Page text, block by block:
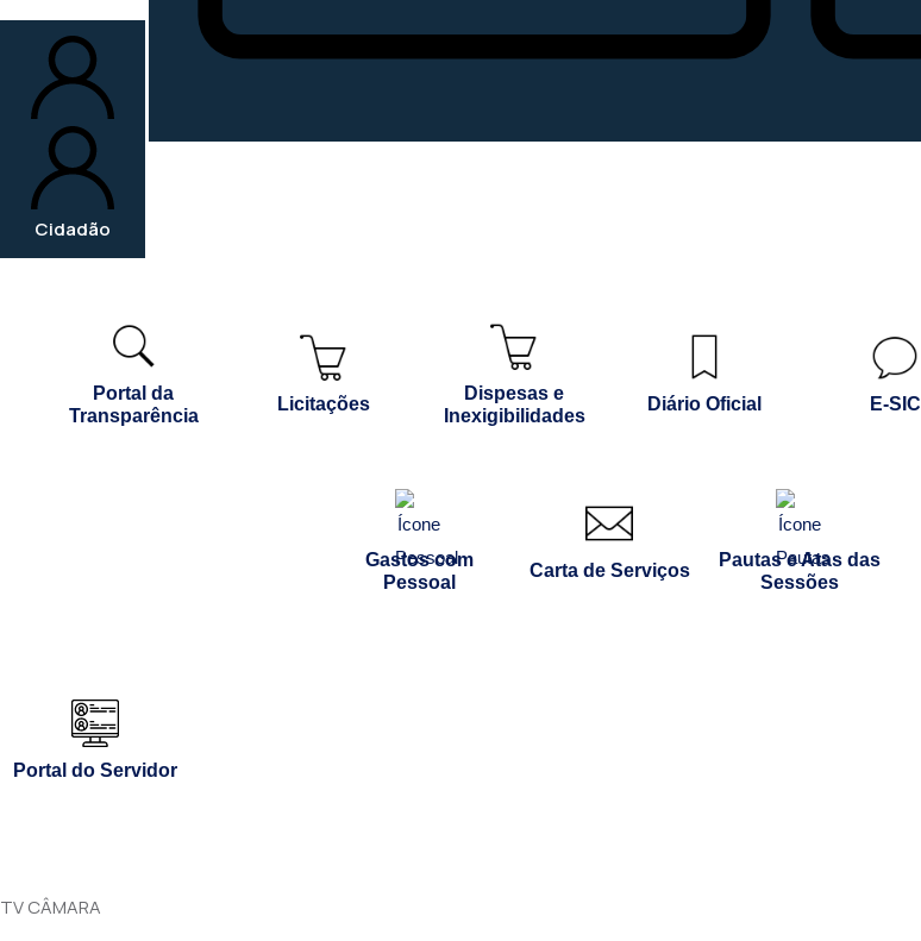
Cidadão
Portal da
Transparência
Licitações
Dispesas e
Inexigibilidades
Diário Oficial E-SIC
Gastos com
Pessoal
Carta de Serviços
Pautas e Atas das
Sessões
Portal do Servidor
TV CÂMARA